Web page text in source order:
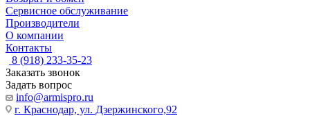
Сервисное обслуживание
Производители
О компании
Контакты
8 (918) 233-35-23
Заказать звонок
Задать вопрос
info@armispro.ru
г. Краснодар, ул. Дзержинского,92